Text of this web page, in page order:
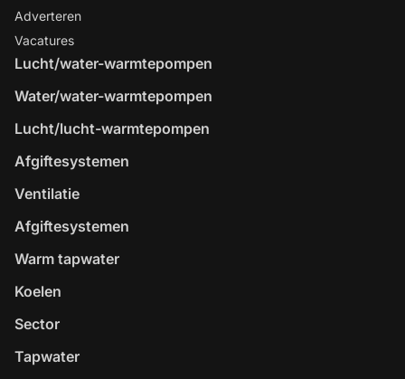
Adverteren
Vacatures
Lucht/water-warmtepompen
Water/water-warmtepompen
Lucht/lucht-warmtepompen
Afgiftesystemen
Ventilatie
Afgiftesystemen
Warm tapwater
Koelen
Sector
Tapwater